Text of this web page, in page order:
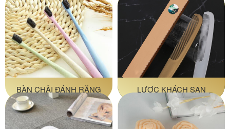
BÀN CHẢI ĐÁNH RĂNG LƯỢC KHÁCH SẠN